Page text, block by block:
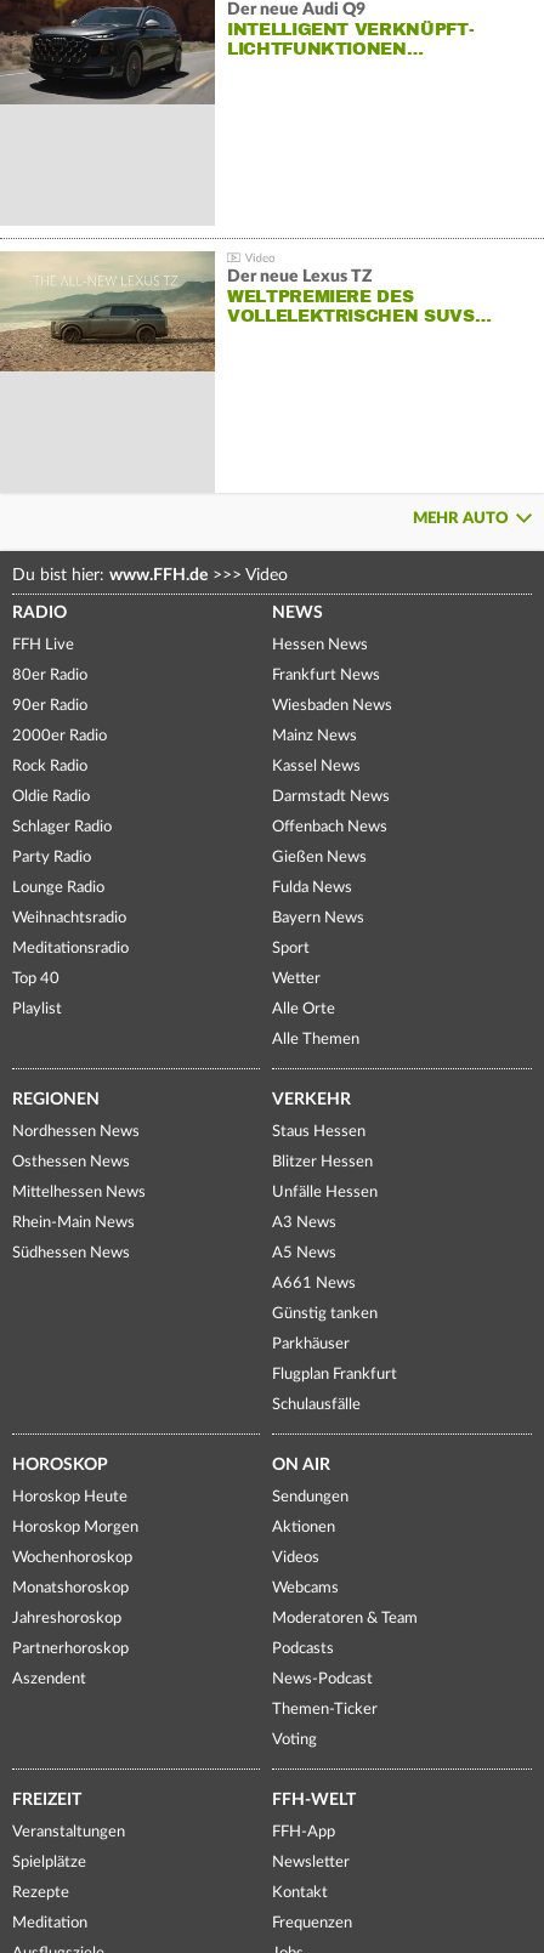
Der neue Audi Q9
INTELLIGENT VERKNÜPFT-
LICHTFUNKTIONEN…
Der neue Lexus TZ
WELTPREMIERE DES
VOLLELEKTRISCHEN SUVS…
MEHR AUTO
Du bist hier: www.FFH.de >>> Video
RADIO
FFH Live
80er Radio
90er Radio
2000er Radio
Rock Radio
Oldie Radio
Schlager Radio
Party Radio
Lounge Radio
Weihnachtsradio
Meditationsradio
Top 40
Playlist
NEWS
Hessen News
Frankfurt News
Wiesbaden News
Mainz News
Kassel News
Darmstadt News
Offenbach News
Gießen News
Fulda News
Bayern News
Sport
Wetter
Alle Orte
Alle Themen
REGIONEN
Nordhessen News
Osthessen News
Mittelhessen News
Rhein-Main News
Südhessen News
VERKEHR
Staus Hessen
Blitzer Hessen
Unfälle Hessen
A3 News
A5 News
A661 News
Günstig tanken
Parkhäuser
Flugplan Frankfurt
Schulausfälle
HOROSKOP
Horoskop Heute
Horoskop Morgen
Wochenhoroskop
Monatshoroskop
Jahreshoroskop
Partnerhoroskop
Aszendent
ON AIR
Sendungen
Aktionen
Videos
Webcams
Moderatoren & Team
Podcasts
News-Podcast
Themen-Ticker
Voting
FREIZEIT
Veranstaltungen
Spielplätze
Rezepte
Meditation
FFH-WELT
FFH-App
Newsletter
Kontakt
Frequenzen